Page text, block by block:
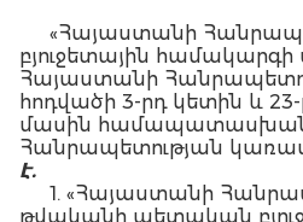
«Հայաստանի
բյուջետային համակարգի
Հայաստանի
հոդվածի 3-րդ կետին և
մասին
Հանրապետության
է.
1. «Հայաստանի
թվականի պետական